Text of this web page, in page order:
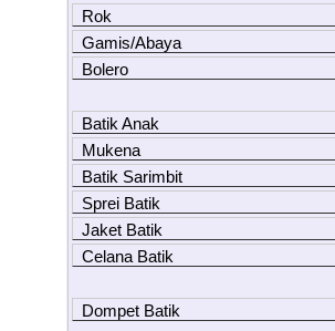
Rok
Gamis/Abaya
Bolero
Batik Anak
Mukena
Batik Sarimbit
Sprei Batik
Jaket Batik
Celana Batik
Dompet Batik